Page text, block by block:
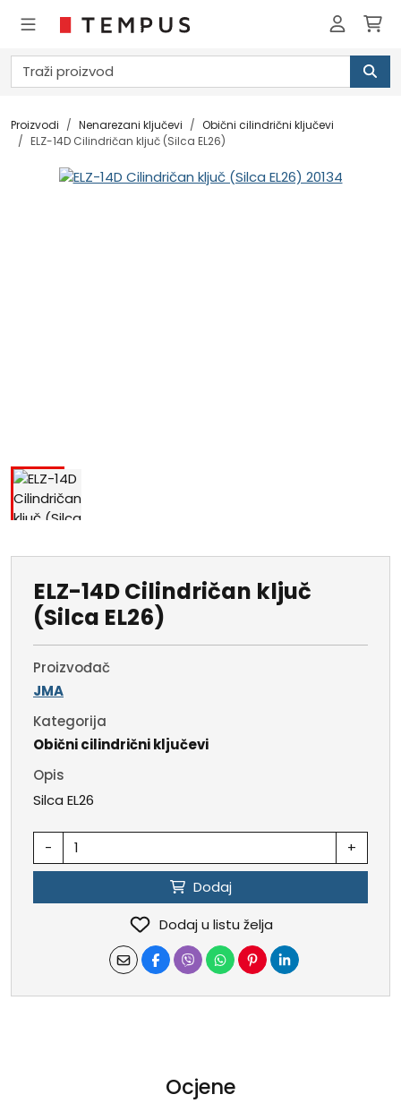
Proizvodi Nenarezani ključevi
Obični cilindrični ključevi
ELZ-14D Cilindričan ključ (Silca EL26)
ELZ-14D Cilindričan ključ
(Silca EL26)
Proizvođač
JMA
Kategorija
Obični cilindrični ključevi
Opis
Silca EL26
- +
Dodaj
Dodaj u listu želja
Ocjene